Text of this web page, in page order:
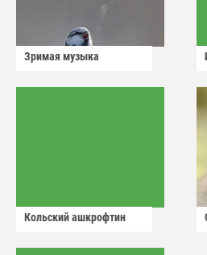
Зримая музыка
Кольский ашкрофтин